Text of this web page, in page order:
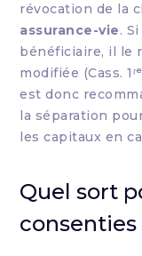
révocation de la
assurance-vie.
bénéficiaire, il le
modifiée (Cass.
est donc
la séparation
les capitaux en
Quel sort